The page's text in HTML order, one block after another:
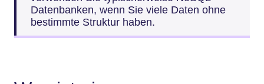
Datenbanken, wenn Sie viele Daten ohne
bestimmte Struktur haben.